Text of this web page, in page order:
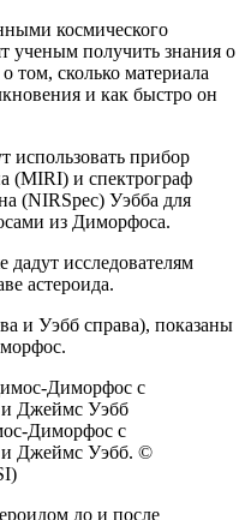
космического
ученым получить знания о
том, сколько материала
и как быстро он
прибор
(MIRI) и спектрограф
(NIRSpec) Уэбба для
из Диморфоса.
исследователям
астероида.
и Уэбб справа), показаны
Диморфос с
и Джеймс Уэбб. ©
до и после